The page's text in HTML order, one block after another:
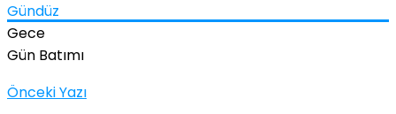
Gündüz
Gece
Gün Batımı
Önceki Yazı